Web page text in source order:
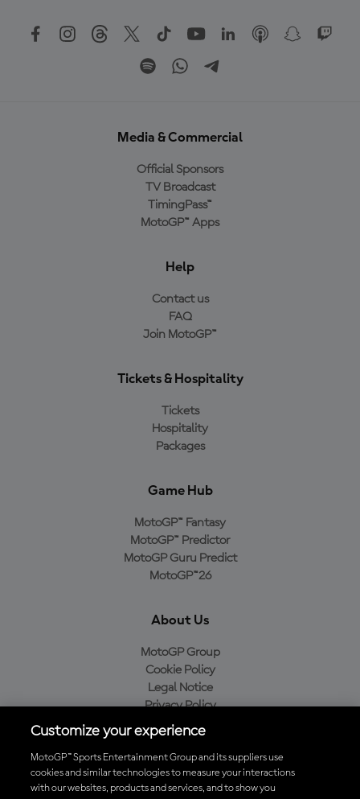
Media & Commercial
Official Sponsors
TV Broadcast
TimingPass™
MotoGP™ Apps
Help
Contact us
FAQ
Join MotoGP™
Tickets & Hospitality
Tickets
Hospitality
Packages
Game Hub
MotoGP™ Fantasy
MotoGP™ Predictor
MotoGP Guru Predict
MotoGP™26
About Us
MotoGP Group
Cookie Policy
Legal Notice
Privacy Policy
Purchase Policy
Baixe o aplicativo oficial da MotoGP™
Customize your experience
MotoGP™ Sports Entertainment Group and its suppliers use
cookies and similar technologies to measure your interactions
with our websites, products and services, and to show you